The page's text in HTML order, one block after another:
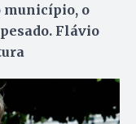
município, o
Flávio